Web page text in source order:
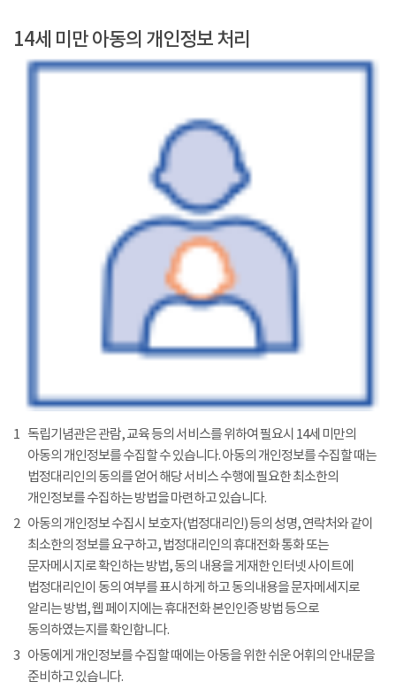
14세 미만 아동의 개인정보 처리
1 독립기념관은 관람, 교육 등의 서비스를 위하여 필요시 14세 미만의
아동의 개인정보를 수집할 수 있습니다. 아동의 개인정보를 수집할 때는
법정대리인의 동의를 얻어 해당 서비스 수행에 필요한 최소한의
개인정보를 수집하는 방법을 마련하고 있습니다.
2 아동의 개인정보 수집시 보호자(법정대리인) 등의 성명, 연락처와 같이
최소한의 정보를 요구하고, 법정대리인의 휴대전화 통화 또는
문자메시지로 확인하는 방법, 동의 내용을 게재한 인터넷 사이트에
법정대리인이 동의 여부를 표시하게 하고 동의내용을 문자메세지로
알리는 방법, 웹 페이지에는 휴대전화 본인인증 방법 등으로
동의하였는지를 확인합니다.
3 아동에게 개인정보를 수집할 때에는 아동을 위한 쉬운 어휘의 안내문을
준비하고 있습니다.